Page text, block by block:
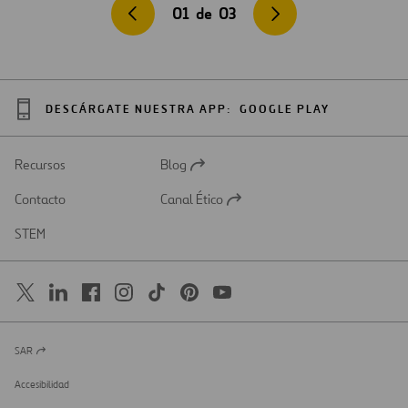
01 de 03
DESCÁRGATE NUESTRA APP: GOOGLE PLAY
Recursos
Abrir
una
Blog
Contacto
Abrir
Canal Ético
STEM
Abrir
una
nueva
SAR
Accesibilidad